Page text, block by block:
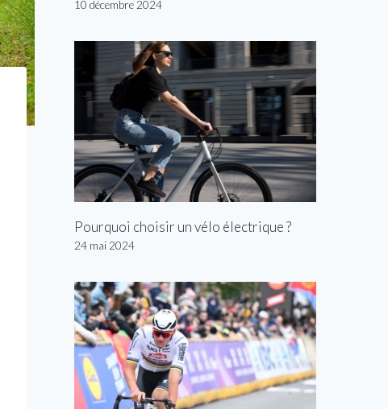
10 décembre 2024
Pourquoi choisir un vélo électrique ?
24 mai 2024